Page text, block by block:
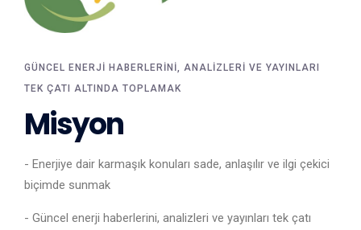
GÜNCEL ENERJI HABERLERINI, ANALIZLERI VE YAYINLARI
TEK ÇATI ALTINDA TOPLAMAK
Misyon
- Enerjiye dair karmaşık konuları sade, anlaşılır ve ilgi çekici
biçimde sunmak
- Güncel enerji haberlerini, analizleri ve yayınları tek çatı